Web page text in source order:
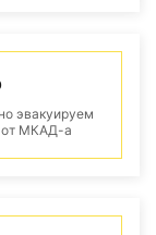
эвакуируем
от МКАД-а